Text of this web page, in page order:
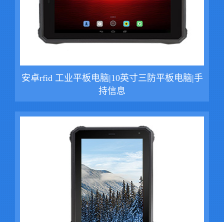
安卓rfid 工业平板电脑|10英寸三防平板电脑|手
持信息